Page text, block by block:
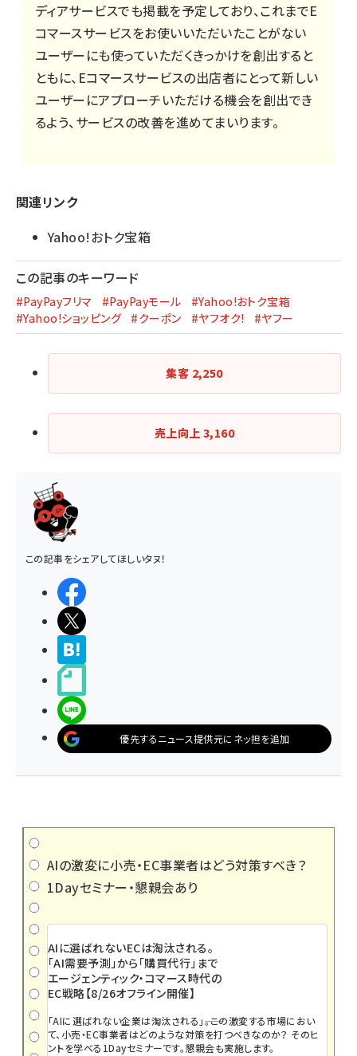
ディアサービスでも掲載を予定しており、これまでE
コマースサービスをお使いいただいたことがない
ユーザーにも使っていただくきっかけを創出すると
ともに、Eコマースサービスの出店者にとって新しい
ユーザーにアプローチいただける機会を創出でき
るよう、サービスの改善を進めてまいります。
関連リンク
Yahoo!おトク宝箱
この記事のキーワード
#PayPayフリマ #PayPayモール
#Yahoo!おトク宝箱
#Yahoo!ショッピング
#クーポン #ヤフオク! #ヤフー
集客 2,250
売上向上 3,160
この記事をシェアしてほしいタヌ！
優先するニュース提供元にネッ担を追加
AIの激変に小売・EC事業者はどう対策すべき？
1Dayセミナー・懇親会あり
AIに選ばれないECは淘汰される。
「AI需要予測」から「購買代行」まで
エージェンティック・コマース時代の
EC戦略【8/26オフライン開催】
「AIに選ばれない企業は淘汰される」――。この激変する市場におい
て、小売・EC事業者はどのような対策を打つべきなのか？ そのヒ
ントを学べる1Dayセミナーです。懇親会も実施します。